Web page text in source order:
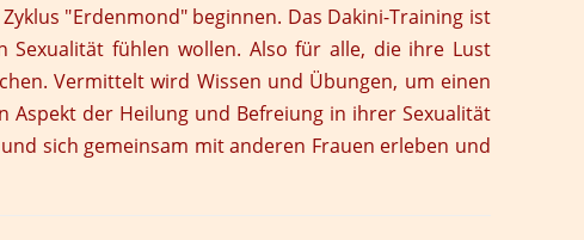
"Erdenmond" beginnen. Das Dakini-Training ist
fühlen wollen. Also für alle, die ihre Lust
Vermittelt wird Wissen und Übungen, um einen
Aspekt der Heilung und Befreiung in ihrer Sexualität
sich gemeinsam mit anderen Frauen erleben und